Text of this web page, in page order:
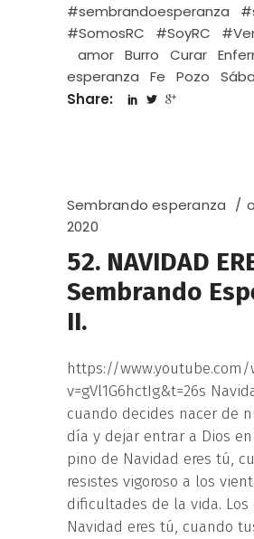
#sembrandoesperanza
#SomosRC
#SoyRC
amor Burro Curar
esperanza
Fe Pozo
Share:
Sembrando esperanza
2020
52. NAVIDAD
Sembrando
II.
https://www.youtube.com/
v=gVl1G6hctIg&t=26s
cuando decides nacer de
día y dejar entrar a Dios
pino de Navidad eres tú,
resistes vigoroso a los
dificultades de la vida. Los
Navidad eres tú, cuando